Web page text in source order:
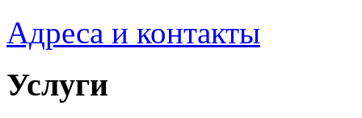
Адреса и контакты
Услуги